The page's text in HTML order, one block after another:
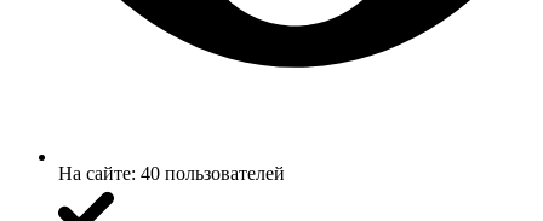
На сайте: 40 пользователей